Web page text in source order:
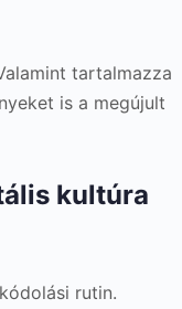
tartalmazza
is a megújult
kultúra
rutin.